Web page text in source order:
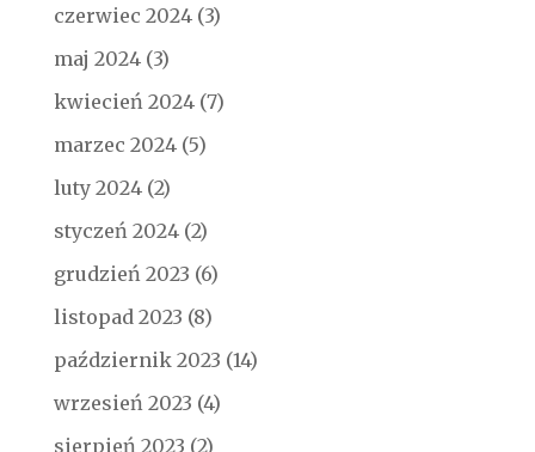
czerwiec 2024(3)
maj 2024(3)
kwiecień 2024(7)
marzec 2024(5)
luty 2024(2)
styczeń 2024(2)
grudzień 2023 (6)
listopad 2023 (8)
październik 2023 (14)
wrzesień 2023 (4)
sierpień 2023 (2)